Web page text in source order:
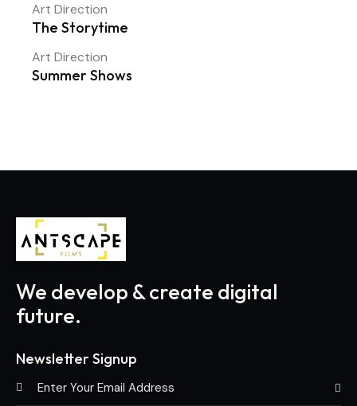
Art Direction
The Storytime
Art Direction
Summer Shows
We develop & create digital
future.
Newsletter Signup